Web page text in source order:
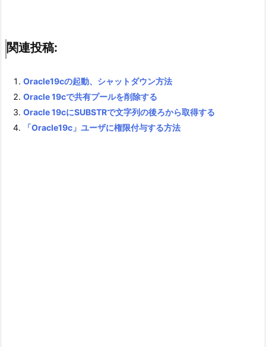
関連投稿:
Oracle19cの起動、シャットダウン方法
Oracle 19cで共有プールを削除する
Oracle 19cにSUBSTRで文字列の後ろから取得する
「Oracle19c」ユーザに権限付与する方法